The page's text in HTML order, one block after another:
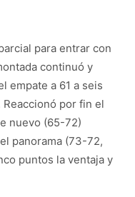
para entrar con
continuó y
empate a 61 a seis
por fin el
nuevo (65-72)
panorama (73-72,
puntos la ventaja y